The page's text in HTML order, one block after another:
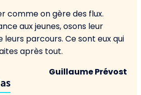
comme on gère des flux.
aux jeunes, osons leur
leurs parcours. Ce sont eux qui
après tout.
Guillaume Prévost